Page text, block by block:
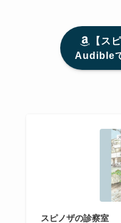
【ス
Audible
スピノザの診察室